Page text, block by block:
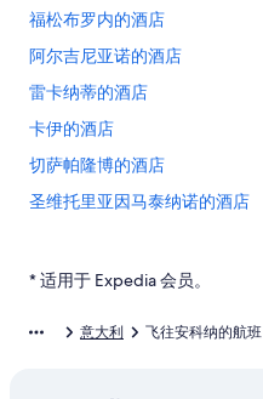
福松布罗内的酒店
阿尔吉尼亚诺的酒店
雷卡纳蒂的酒店
卡伊的酒店
切萨帕隆博的酒店
圣维托里亚因马泰纳诺的酒店
菲亚斯特拉的酒店
皮切诺贝壳学博物馆附近的酒店
* 适用于 Expedia 会员。
意大利 飞往安科纳的航班